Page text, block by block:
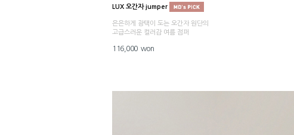
LUX 오간자 jumper
은은하게 광택이 도는 오간자 원단의
고급스러운 컬러감 여름 점퍼
116,000 won